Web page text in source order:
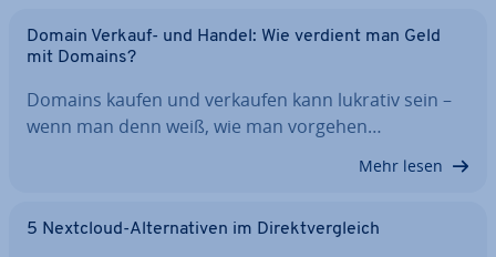
Domain Verkauf- und Handel: Wie verdient man Geld
mit Domains?
Domains kaufen und verkaufen kann lukrativ sein –
wenn man denn weiß, wie man vorgehen…
Mehr lesen
5 Nextcloud-Al­ter­na­ti­ven im Di­rekt­ver­gleich